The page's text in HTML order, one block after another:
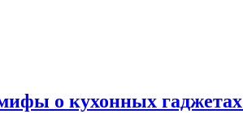
о кухонных